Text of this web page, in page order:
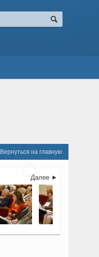
Вернуться на главную

Далее ►